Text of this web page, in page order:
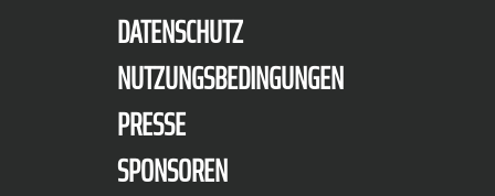
DATENSCHUTZ
NUTZUNGSBEDINGUNGEN
PRESSE
SPONSOREN